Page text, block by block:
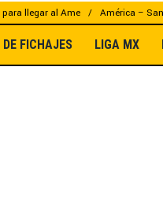
llegar al Ame América –
DE FICHAJES LIGA MX